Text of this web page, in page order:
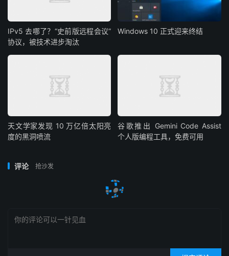
IPv5 去哪了？“史前版远程会议”
协议，被技术进步淘汰
Windows 10 正式迎来终结
天文学家发现 10 万亿倍太阳亮
度的黑洞喷流
谷歌推出 Gemini Code Assist
个人版编程工具，免费可用
评论 抢沙发